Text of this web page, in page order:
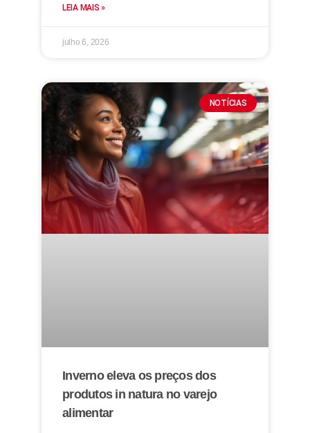
LEIA MAIS »
julho 6, 2026
NOTÍCIAS
Inverno eleva os preços dos
produtos in natura no varejo
alimentar